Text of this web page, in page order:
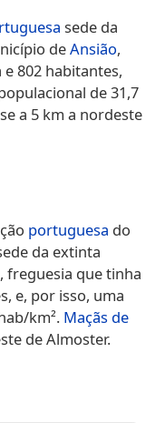
sede da
deAnsião,
802 habitantes,
de 31,7
a 5 km a nordeste
portuguesa do
da extinta
, freguesia que tinha
e, por isso, uma
km². Maçãs de
de Almoster.